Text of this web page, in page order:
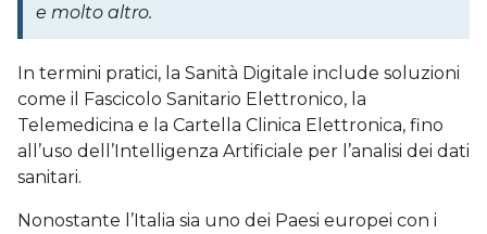
e molto altro.
In termini pratici, la Sanità Digitale include soluzioni
come il Fascicolo Sanitario Elettronico, la
Telemedicina e la Cartella Clinica Elettronica, fino
all’uso dell’Intelligenza Artificiale per l’analisi dei dati
sanitari.
Nonostante l’Italia sia uno dei Paesi europei con i